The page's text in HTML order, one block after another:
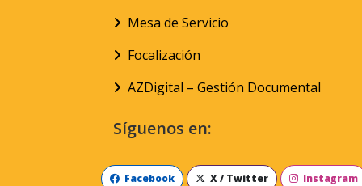
Mesa de Servicio
Focalización
AZDigital – Gestión Documental
Síguenos en:
Facebook X / Twitter Instagram